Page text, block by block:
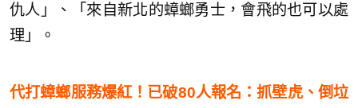
仇人」、「來自新北的蟑螂勇士，會飛的也可以處
理」。
代打蟑螂服務爆紅！已破80人報名：抓壁虎、倒垃